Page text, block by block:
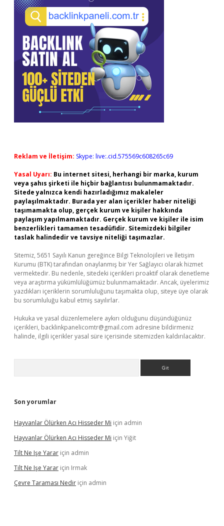
Reklam ve İletişim: Skype: live:.cid.575569c608265c69
Yasal Uyarı: Bu internet sitesi, herhangi bir marka, kurum
veya şahıs şirketi ile hiçbir bağlantısı bulunmamaktadır.
Sitede yalnızca kendi hazırladığımız makaleler
paylaşılmaktadır. Burada yer alan içerikler haber niteliği
taşımamakta olup, gerçek kurum ve kişiler hakkında
paylaşım yapılmamaktadır. Gerçek kurum ve kişiler ile isim
benzerlikleri tamamen tesadüfidir. Sitemizdeki bilgiler
taslak halindedir ve tavsiye niteliği taşımazlar.
Sitemiz, 5651 Sayılı Kanun gereğince Bilgi Teknolojileri ve İletişim
Kurumu (BTK) tarafından onaylanmış bir Yer Sağlayıcı olarak hizmet
vermektedir. Bu nedenle, sitedeki içerikleri proaktif olarak denetleme
veya araştırma yükümlülüğümüz bulunmamaktadır. Ancak, üyelerimiz
yazdıkları içeriklerin sorumluluğunu taşımakta olup, siteye üye olarak
bu sorumluluğu kabul etmiş sayılırlar.
Hukuka ve yasal düzenlemelere aykırı olduğunu düşündüğünüz
içerikleri, backlinkpanelicomtr@gmail.com adresine bildirmeniz
halinde, ilgili içerikler yasal süre içerisinde sitemizden kaldırılacaktır.
Son yorumlar
Hayvanlar Ölürken Acı Hisseder Mi için admin
Hayvanlar Ölürken Acı Hisseder Mi için Yiğit
Tilt Ne Işe Yarar için admin
Tilt Ne Işe Yarar için Irmak
Çevre Taraması Nedir için admin